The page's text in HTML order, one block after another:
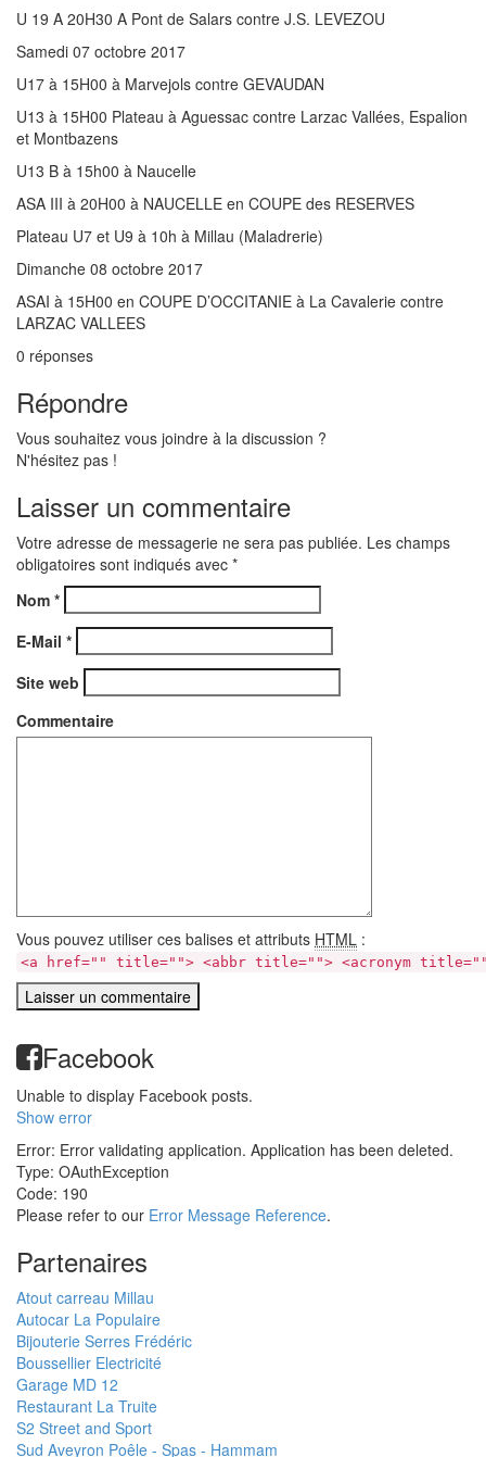
U 19 A 20H30 A Pont de Salars contre J.S. LEVEZOU
Samedi 07 octobre 2017
U17 à 15H00 à Marvejols contre GEVAUDAN
U13 à 15H00 Plateau à Aguessac contre Larzac Vallées, Espalion
et Montbazens
U13 B à 15h00 à Naucelle
ASA III à 20H00 à NAUCELLE en COUPE des RESERVES
Plateau U7 et U9 à 10h à Millau (Maladrerie)
Dimanche 08 octobre 2017
ASAI à 15H00 en COUPE D’OCCITANIE à La Cavalerie contre
LARZAC VALLEES
0 réponses
Répondre
Vous souhaitez vous joindre à la discussion ?
N'hésitez pas !
Laisser un commentaire
Votre adresse de messagerie ne sera pas publiée. Les champs
obligatoires sont indiqués avec *
Nom *
E-Mail *
Site web
Commentaire
Vous pouvez utiliser ces balises et attributs HTML :
<a href="" title=""> <abbr title=""> <acronym
Facebook
Unable to display Facebook posts.
Show error
Error: Error validating application. Application has been deleted.
Type: OAuthException
Code: 190
Please refer to our Error Message Reference.
Partenaires
Atout carreau Millau
Autocar La Populaire
Bijouterie Serres Frédéric
Boussellier Electricité
Garage MD 12
Restaurant La Truite
S2 Street and Sport
Sud Aveyron Poêle - Spas - Hammam